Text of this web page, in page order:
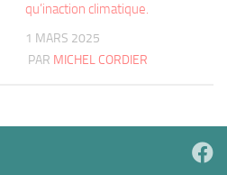
qu’inaction climatique.
1 MARS 2025
PAR MICHEL CORDIER